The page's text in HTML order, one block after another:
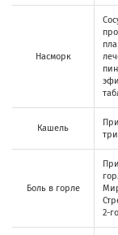
Насморк
Кашель
Боль в горле
2-